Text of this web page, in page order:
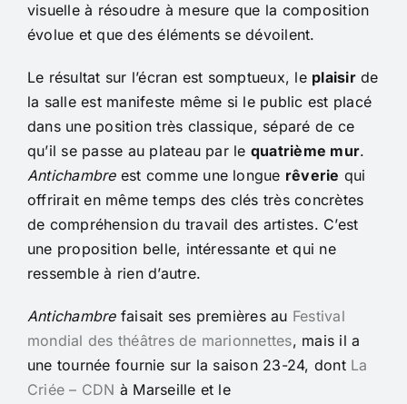
visuelle à résoudre à mesure que la composition
évolue et que des éléments se dévoilent.
Le résultat sur l’écran est somptueux, le plaisirde
la salle est manifeste même si le public est placé
dans une position très classique, séparé de ce
qu’il se passe au plateau par le quatrième mur.
Antichambreest comme une longue rêverie qui
offrirait en même temps des clés très concrètes
de compréhension du travail des artistes. C’est
une proposition belle, intéressante et qui ne
ressemble à rien d’autre.
Antichambrefaisait ses premières au Festival
mondial des théâtres de marionnettes, mais il a
une tournée fournie sur la saison 23-24, dont La
Criée – CDN à Marseille et le